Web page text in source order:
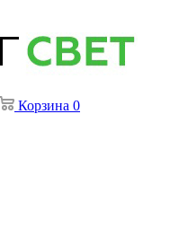
Корзина 0